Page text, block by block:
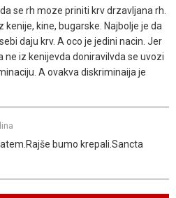
se rh moze priniti krv drzavljana rh.
kine, bugarske. Najbolje je da
daju krv. A oco je jedini nacin. Jer
iz kenijevda doniravilvda se uvozi
A ovakva diskriminaija je
bumo krepali.Sancta